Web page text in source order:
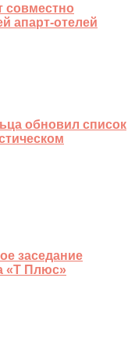
совместно
апарт-отелей
обновил список
заседание
«Т Плюс»